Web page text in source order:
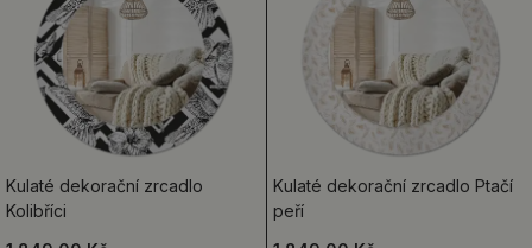
Kulaté dekorační zrcadlo
Kolibříci
Kulaté dekorační zrcadlo Ptačí
peří